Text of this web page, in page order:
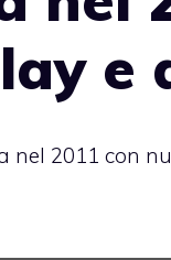
e
nel 2011 con